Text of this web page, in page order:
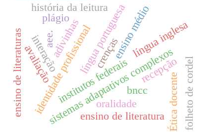
identidade profissional
sistemas adaptativos complexos
crenças
língua portuguesa
avaliação
adivinhas
folheto de cordel
recepção
institutos federais
ensino de literaturas oralidade
língua inglesa
interação
ensino de literatura
ensino médio
bncc
história da leitura
Ética docente
plágio
aee.